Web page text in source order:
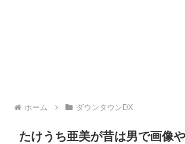
ホーム ダウンタウンDX
たけうち亜美が昔は男で画像